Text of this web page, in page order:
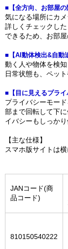
■【全方向、お部屋の
気になる場所にカ
詳しくチェックし
できるため、お部
■【AI動体検出&自動
動く人や物体を検
日常状態も、ペッ
■【目に見えるプライ
プライバシーモー
部まで回転して下
イバシーもしっかり
【主な仕様】
スマホ版サイトは
JANコード(商
品コード)
810150540222